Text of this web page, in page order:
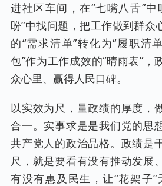
进社区车间，在“七嘴八舌”中
盼”中找问题，把工作做到群众
的“需求清单”转化为“履职清
包”作为工作成效的“晴雨表”，
众心里、赢得人民口碑。
以实效为尺，量政绩的厚度，
合一。实事求是是我们党的思
共产党人的政治品格。政绩是
尺，就是要看有没有推动发展
有没有惠及民生，让“花架子